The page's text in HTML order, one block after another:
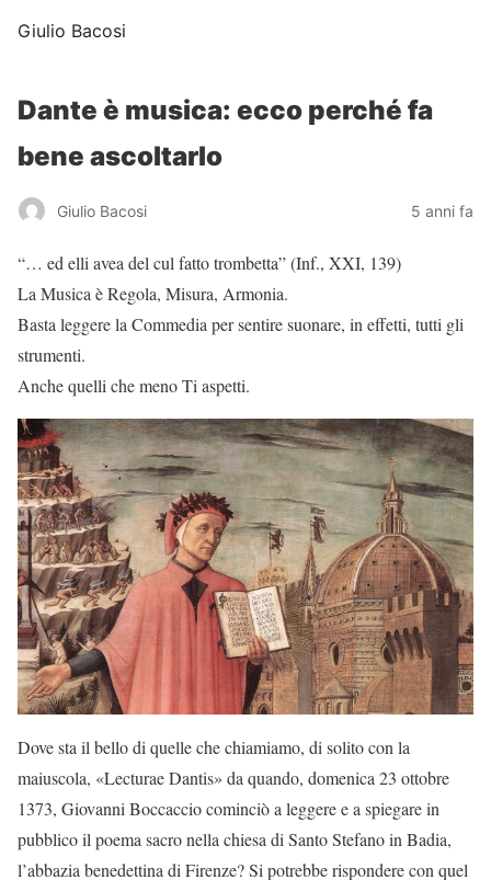
Giulio Bacosi
Dante è musica: ecco perché fa
bene ascoltarlo
Giulio Bacosi 5 anni fa
“… ed elli avea del cul fatto trombetta” (Inf., XXI, 139)
La Musica è Regola, Misura, Armonia.
Basta leggere la Commedia per sentire suonare, in effetti, tutti gli
strumenti.
Anche quelli che meno Ti aspetti.
Dove sta il bello di quelle che chiamiamo, di solito con la
maiuscola, «Lecturae Dantis» da quando, domenica 23 ottobre
1373, Giovanni Boccaccio cominciò a leggere e a spiegare in
pubblico il poema sacro nella chiesa di Santo Stefano in Badia,
l’abbazia benedettina di Firenze? Si potrebbe rispondere con quel